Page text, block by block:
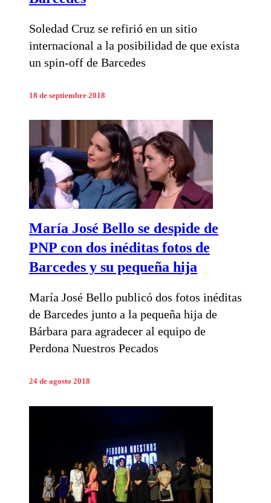
Soledad Cruz se refirió en un sitio
internacional a la posibilidad de que exista
un spin-off de Barcedes
18 de septiembre 2018
María José Bello se despide de
PNP con dos inéditas fotos de
Barcedes y su pequeña hija
María José Bello publicó dos fotos inéditas
de Barcedes junto a la pequeña hija de
Bárbara para agradecer al equipo de
Perdona Nuestros Pecados
24 de agosto 2018